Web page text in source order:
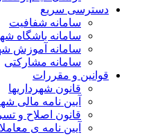
دسترسی سریع
سامانه شفافیت
سامانه باشگاه
سامانه آموزش
سامانه مشارکتی
قوانین و مقررات
قانون شهرداریها
آیین نامه مالی
قانون اصلاح و
آیین نامه ی